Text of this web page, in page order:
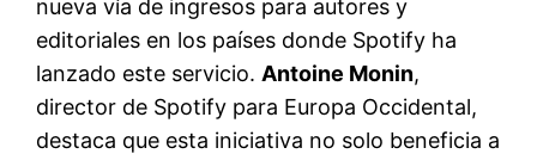
nueva vía de ingresos para autores y
editoriales en los países donde Spotify ha
lanzado este servicio. Antoine Monin,
director de Spotify para Europa Occidental,
destaca que esta iniciativa no solo beneficia a